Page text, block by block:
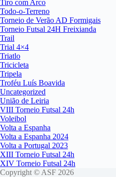
Tiro com Arco
Todo-o-Terreno
Torneio de Verão AD Formigais
Torneio Futsal 24H Freixianda
Trail
Trial 4×4
Triatlo
Tricicleta
Tripela
Troféu Luís Boavida
Uncategorized
União de Leiria
VIII Torneio Futsal 24h
Voleibol
Volta a Espanha
Volta a Espanha 2024
Volta a Portugal 2023
XIII Torneio Futsal 24h
XIV Torneio Futsal 24h
Copyright © ASF 2026